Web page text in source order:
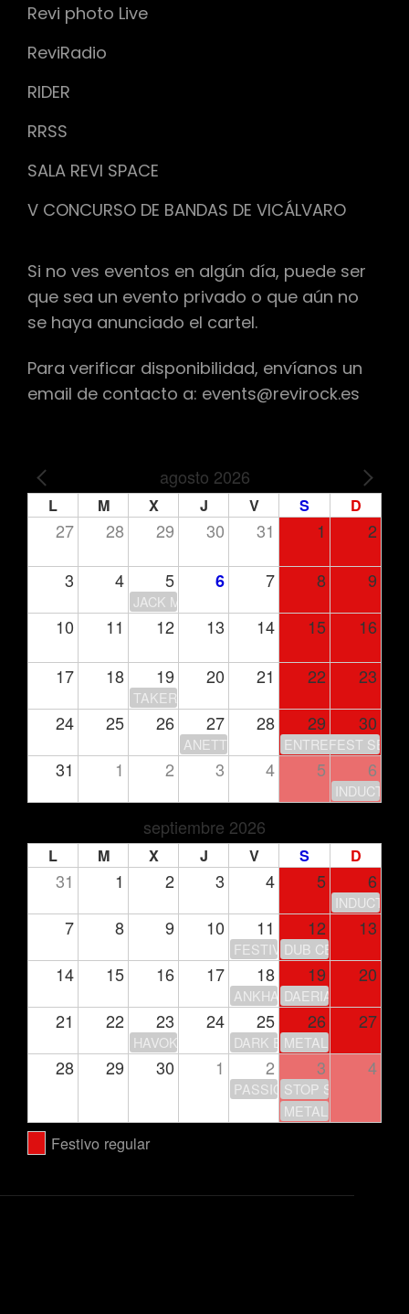
Revi photo Live
ReviRadio
RIDER
RRSS
SALA REVI SPACE
V CONCURSO DE BANDAS DE VICÁLVARO
Si no ves eventos en algún día, puede ser
que sea un evento privado o que aún no
se haya anunciado el cartel.
Para verificar disponibilidad, envíanos un
email de contacto a: events@revirock.es
agosto 2026 NEXT
L M X J V S D
27 28 29 30 31 1 2
3 4 5 6 7 8 9
JACK MOORE
10 11 12 13 14 15 16
17 18 19 20 21 22 23
TAKERU’S CLUB HOUSE
24 25 26 27 28 29 30
ANETTE OLZON ENTREFEST
31 1 2 3 4 5 6
INDUCTION
septiembre 2026
L M X J V S D
31 1 2 3 4 5 6
INDUCTION
7 8 9 10 11 12 13
FESTIVAL DE LA LUNA
DUB CENTER
14 15 16 17 18 19 20
ANKHARA – GIRA 30
DAERIA
21 22 23 24 25 26 27
HAVOK DARK ECHOES FEST
METAL LEGACY
28 29 30 1 2 3 4
PASSION IS NOT OVER…
STOP STOP +
METAL ON METAL
Festivo regular